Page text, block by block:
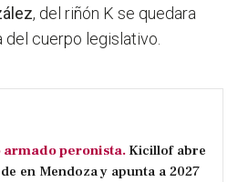
, del riñón K se quedara
cuerpo legislativo.
armado peronista. Kicillof abre
en Mendoza y apunta a 2027